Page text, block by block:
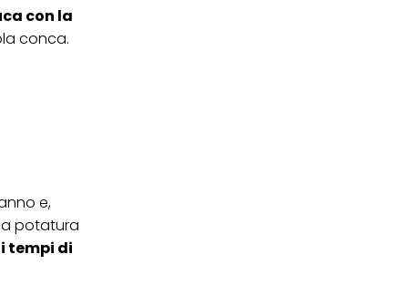
con la
conca.
e,
potatura
i tempi di